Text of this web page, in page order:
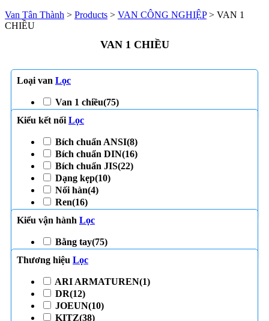
Van Tân Thành > Products > VAN CÔNG NGHIỆP> VAN 1
CHIỀU
VAN 1 CHIỀU
Loại van Lọc
Van 1 chiều(75)
Kiểu kết nối Lọc
Bích chuẩn ANSI(8)
Bích chuẩn DIN(16)
Bích chuẩn JIS(22)
Dạng kẹp(10)
Nối hàn(4)
Ren(16)
Kiểu vận hành Lọc
Bằng tay(75)
Thương hiệu Lọc
ARI ARMATUREN(1)
DR(12)
JOEUN(10)
KITZ(38)